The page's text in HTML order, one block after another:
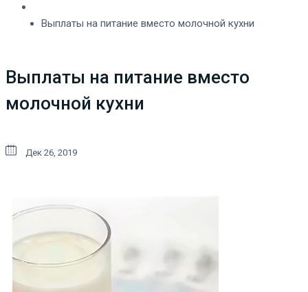
Выплаты на питание вместо молочной кухни
Выплаты на питание вместо
молочной кухни
Дек 26, 2019